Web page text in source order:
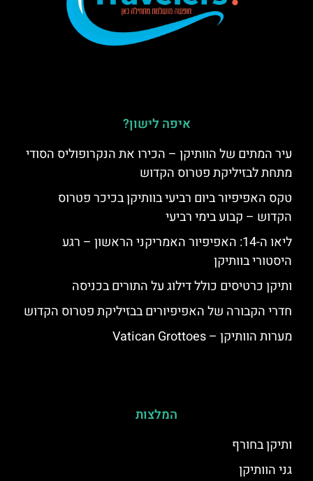
איפה לישון?
עיר המתים של הוותיקן – הכירו את הנקרופוליס הסודי
מתחת לבזיליקת פטרוס הקדוש
טקס האפיפיור ביום רביעי בוותיקן בכיכר פטרוס
הקדוש – קבוע בימי רביעי
ליאו ה-14: האפיפיור האמריקני הראשון – רגע
היסטורי בוותיקן
ותיקן כרטיסים כולל דילוג על התורים בכניסה
חדרי הקבורה של האפיפיורים בבזיליקת פטרוס הקדוש
מערות הוותיקן – Vatican Grottoes
המלצות
ותיקן בחורף
גני הוותיקן